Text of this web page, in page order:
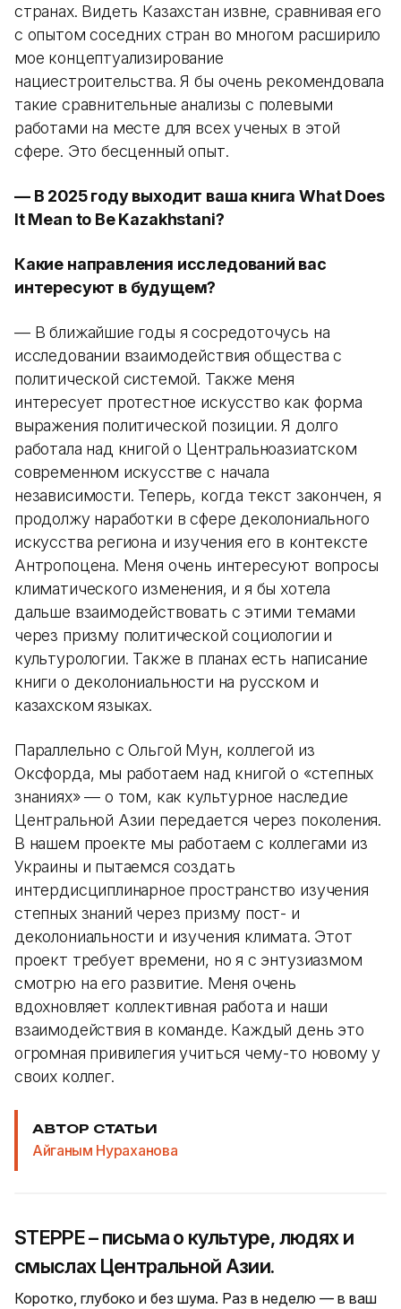
странах. Видеть Казахстан извне, сравнивая его
с опытом соседних стран во многом расширило
мое концептуализирование
нациестроительства. Я бы очень рекомендовала
такие сравнительные анализы с полевыми
работами на месте для всех ученых в этой
сфере. Это бесценный опыт.
— В 2025 году выходит ваша книга What Does
It Mean to Be Kazakhstani?
Какие направления исследований вас
интересуют в будущем?
— В ближайшие годы я сосредоточусь на
исследовании взаимодействия общества с
политической системой. Также меня
интересует протестное искусство как форма
выражения политической позиции. Я долго
работала над книгой о Центральноазиатском
современном искусстве с начала
независимости. Теперь, когда текст закончен, я
продолжу наработки в сфере деколониального
искусства региона и изучения его в контексте
Антропоцена. Меня очень интересуют вопросы
климатического изменения, и я бы хотела
дальше взаимодействовать с этими темами
через призму политической социологии и
культурологии. Также в планах есть написание
книги о деколониальности на русском и
казахском языках.
Параллельно с Ольгой Мун, коллегой из
Оксфорда, мы работаем над книгой о «степных
знаниях»‎ — о том, как культурное наследие
Центральной Азии передается через поколения.
В нашем проекте мы работаем с коллегами из
Украины и пытаемся создать
интердисциплинарное пространство изучения
степных знаний через призму пост- и
деколониальности и изучения климата. Этот
проект требует времени, но я с энтузиазмом
смотрю на его развитие. Меня очень
вдохновляет коллективная работа и наши
взаимодействия в команде. Каждый день это
огромная привилегия учиться чему-то новому у
своих коллег.
АВТОР СТАТЬИ
Айганым Нураханова
STEPPE – письма о культуре, людях и
смыслах Центральной Азии.
Коротко, глубоко и без шума. Раз в неделю — в ваш